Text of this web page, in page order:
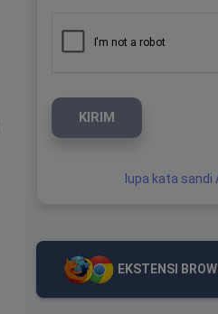
KIRIM
lupa kata sandi
EKSTENSI